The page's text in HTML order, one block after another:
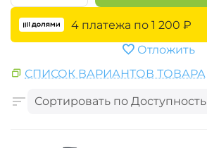
4 платежа по 1 200 ₽
Отложить
СПИСОК ВАРИАНТОВ ТОВАРА
Сортировать по Доступность